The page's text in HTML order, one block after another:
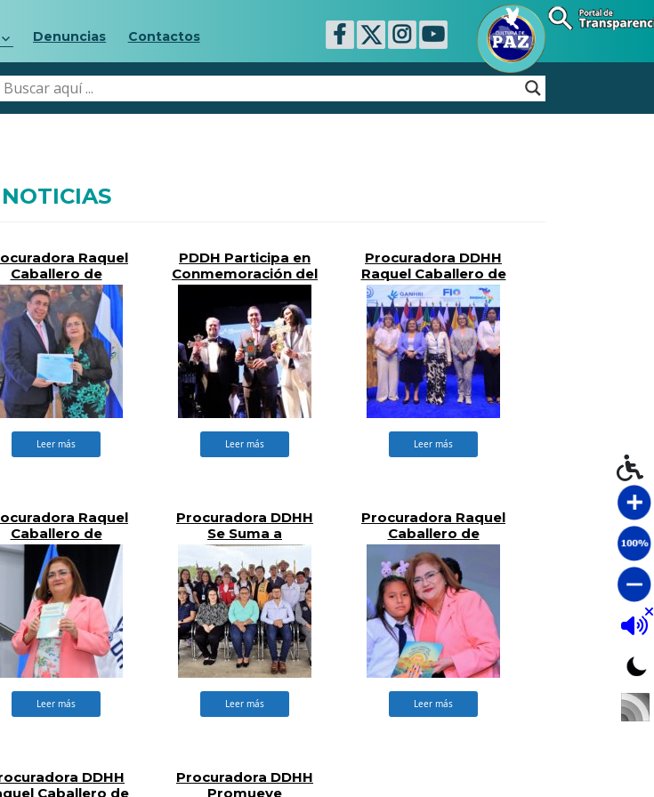
Denuncias Contactos
NOTICIAS
Raquel
Caballero de
Preside
“Inteligencia
y Derechos
Humanos”
Leer más
PDDH Participa en
Conmemoración del
Día Internacional de
Víctimas de
Desapariciones
Forzadas
Leer más
Procuradora DDHH
Raquel Caballero de
Guevara Lidera 1ª
Cumbre Global de
Derechos Humanos
El Salvador 2025
Leer más
Raquel
Caballero de
Presenta
Traducción de la
Declaración
Universal de
Humanos
al Nahuat
Leer más
Procuradora DDHH
Se Suma a
Campaña de
Reforestación en
Metapán
Leer más
Procuradora Raquel
Caballero de
Guevara Lanza
Política Institucional
de Atención Para la
Primera Infancia,
Niñez, Adolescencia
y Juventud
Leer más
DDHH
Caballero de
Procuradora DDHH
Promueve